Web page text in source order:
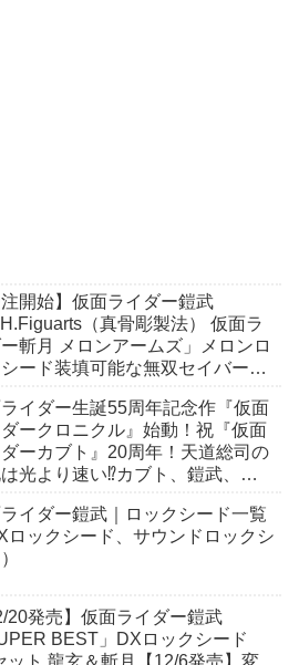
注開始】仮面ライダー鎧武
（真骨彫製法） 仮面ラ
斬月 メロンアームズ」メロンロ
ード装填可能な無双セイバー、
ンジも！
イダー生誕55周年記念作『仮面
ークロニクル』始動！祝『仮面
ーカブト』20周年！天道総司の
光より速い⁉カブト、鎧武、ビ
イダー鎧武｜ロックシード一覧
ロックシード、サウンドロックシ
20発売】仮面ライダー鎧武
BEST」DXロックシード